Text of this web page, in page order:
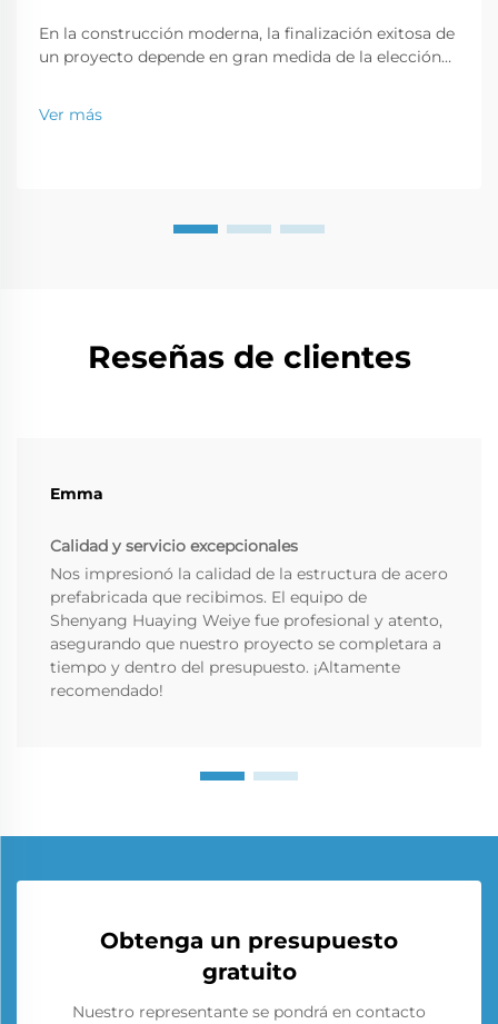
En la construcción moderna, la finalización exitosa de
un proyecto depende en gran medida de la elección
ahora son favoritas para uso en casas e incluso en
almacenes comerciales. El propósito de este artículo
Ver más
Reseñas de clientes
Emma
Calidad y servicio excepcionales
Nos impresionó la calidad de la estructura de acero
prefabricada que recibimos. El equipo de
Shenyang Huaying Weiye fue profesional y atento,
asegurando que nuestro proyecto se completara a
tiempo y dentro del presupuesto. ¡Altamente
recomendado!
Obtenga un presupuesto
gratuito
Nuestro representante se pondrá en contacto